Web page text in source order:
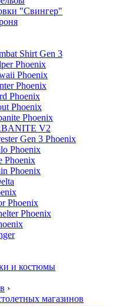
"Свингер"
Shirt Gen 3
Phoenix
Phoenix
Phoenix
Phoenix
Phoenix
Phoenix
V2
Gen 3 Phoenix
Phoenix
Phoenix
Phoenix
Phoenix
Phoenix
и костюмы
›
магазинов